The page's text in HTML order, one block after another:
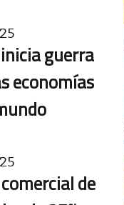
guerra
economías
de